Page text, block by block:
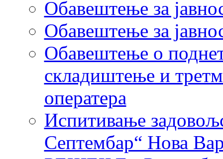
Обавештење за
Обавештење за
Обавештење о
складиштење и
оператера
Испитивање
Септембар“ Нова